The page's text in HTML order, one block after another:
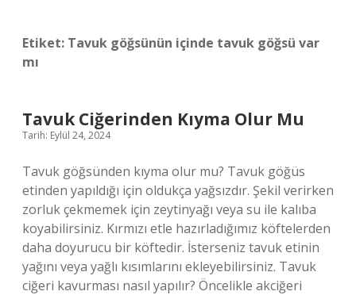
Etiket: Tavuk göğsünün içinde tavuk göğsü var
mı
Tavuk Ciğerinden Kıyma Olur Mu
Tarih: Eylül 24, 2024
Tavuk göğsünden kıyma olur mu? Tavuk göğüs
etinden yapıldığı için oldukça yağsızdır. Şekil verirken
zorluk çekmemek için zeytinyağı veya su ile kalıba
koyabilirsiniz. Kırmızı etle hazırladığımız köftelerden
daha doyurucu bir köftedir. İsterseniz tavuk etinin
yağını veya yağlı kısımlarını ekleyebilirsiniz. Tavuk
ciğeri kavurması nasıl yapılır? Öncelikle akciğeri